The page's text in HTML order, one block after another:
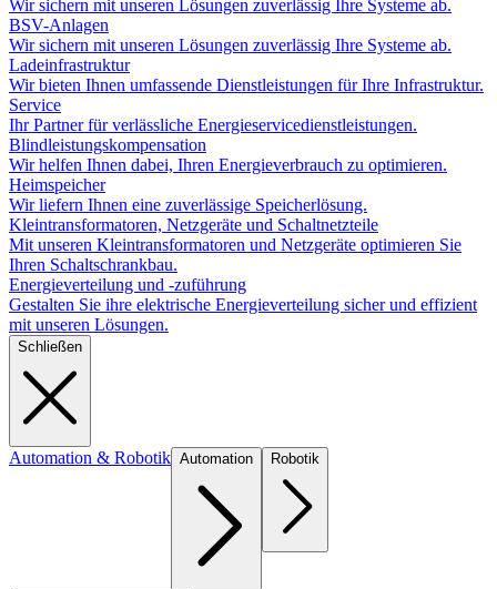
Wir sichern mit unseren Lösungen zuverlässig Ihre Systeme ab.
BSV-Anlagen
Wir sichern mit unseren Lösungen zuverlässig Ihre Systeme ab.
Ladeinfrastruktur
Wir bieten Ihnen umfassende Dienstleistungen für Ihre Infrastruktur.
Service
Ihr Partner für verlässliche Energieservicedienstleistungen.
Blindleistungskompensation
Wir helfen Ihnen dabei, Ihren Energieverbrauch zu optimieren.
Heimspeicher
Wir liefern Ihnen eine zuverlässige Speicherlösung.
Kleintransformatoren, Netzgeräte und Schaltnetzteile
Mit unseren Kleintransformatoren und Netzgeräte optimieren Sie
Ihren Schaltschrankbau.
Energieverteilung und -zuführung
Gestalten Sie ihre elektrische Energieverteilung sicher und effizient
mit unseren Lösungen.
Schließen
Automation & Robotik Automation Robotik